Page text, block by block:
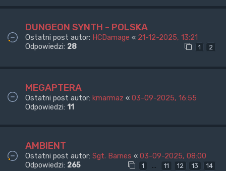
DUNGEON SYNTH - POLSKA
Ostatni post autor: HCDamage « 21-12-2025, 13:21
Odpowiedzi: 28 1 2
MEGAPTERA
Ostatni post autor: kmarmaz « 03-09-2025, 16:55
Odpowiedzi: 11
AMBIENT
Ostatni post autor: Sgt. Barnes « 03-09-2025, 08:00
Odpowiedzi: 265 1 … 11 12 13 14